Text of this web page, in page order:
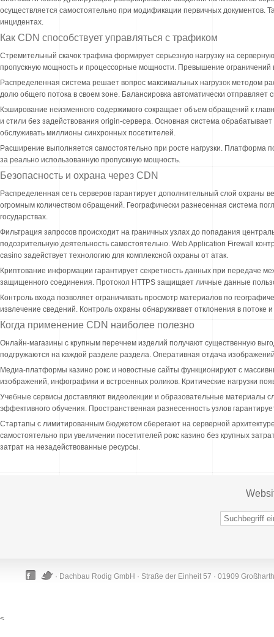
осуществляется самостоятельно при модификации первичных документов.
инцидентах.
Как CDN способствует управляться с трафиком
Стремительный скачок трафика формирует серьезную нагрузку на
пропускную мощность и процессорные мощности. Превышение
Распределенная система решает вопрос максимальных нагрузок методом
долю общего потока в своем зоне. Балансировка автоматически
Кэширование неизменного содержимого сокращает объем обращений к
и стили без задействования origin-сервера. Основная система
обслуживать миллионы синхронных посетителей.
Расширение выполняется самостоятельно при росте нагрузки. Платформа
за реально использованную пропускную мощность.
Безопасность и охрана через CDN
Распределенная сеть серверов гарантирует дополнительный слой охраны
огромным количеством обращений. Географически разнесенная система
государствах.
Фильтрация запросов происходит на граничных узлах до попадания
подозрительную деятельность самостоятельно. Web Application Firewall
casino задействует технологию для комплексной охраны от атак.
Криптование информации гарантирует секретность данных при передаче
защищенного соединения. Протокол HTTPS защищает личные данные
Контроль входа позволяет ограничивать просмотр материалов по
извлечение сведений. Контроль охраны обнаруживает отклонения в потоке
Когда применение CDN наиболее полезно
Онлайн-магазины с крупным перечнем изделий получают существенную
подгружаются на каждой разделе раздела. Оперативная отдача
Медиа-платформы казино рокс и новостные сайты функционируют с
изображений, инфографики и встроенных роликов. Критические нагрузки
Учебные сервисы доставляют видеолекции и образовательные материалы
эффективного обучения. Пространственная разнесенность узлов
Стартапы с лимитированным бюджетом сберегают на серверной
самостоятельно при увеличении посетителей рокс казино без крупных
затрат на незадействованные ресурсы.
· Dachbau Rodig GmbH · Straße der Einheit 57 · 01909
<